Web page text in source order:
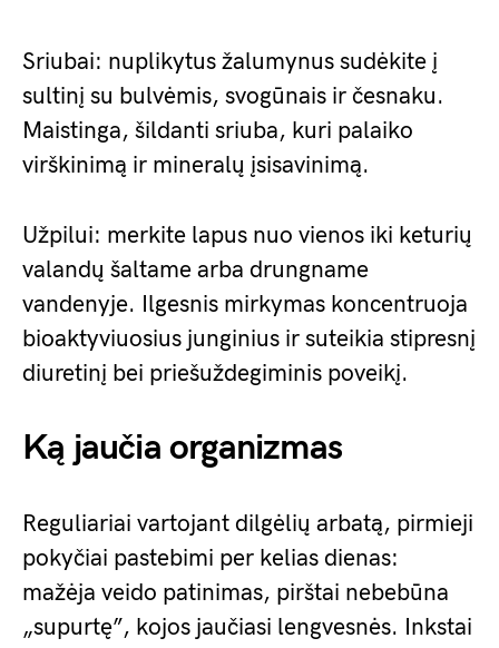
Sriubai: nuplikytus žalumynus sudėkite į
sultinį su bulvėmis, svogūnais ir česnaku.
Maistinga, šildanti sriuba, kuri palaiko
virškinimą ir mineralų įsisavinimą.
Užpilui: merkite lapus nuo vienos iki keturių
valandų šaltame arba drungname
vandenyje. Ilgesnis mirkymas koncentruoja
bioaktyviuosius junginius ir suteikia stipresnį
diuretinį bei priešuždegiminis poveikį.
Ką jaučia organizmas
Reguliariai vartojant dilgėlių arbatą, pirmieji
pokyčiai pastebimi per kelias dienas:
mažėja veido patinimas, pirštai nebebūna
„supurtę”, kojos jaučiasi lengvesnės. Inkstai